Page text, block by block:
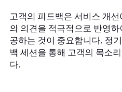
고객의 피드백은 서비스 개
의 의견을 적극적으로 반영
공하는 것이 중요합니다. 정
백 세션을 통해 고객의 목소
다.